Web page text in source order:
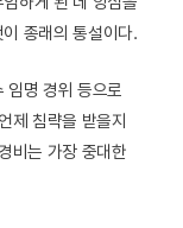
종래의 통설이다.
임명 경위 등으로
제 침략을 받을지
비는 가장 중대한